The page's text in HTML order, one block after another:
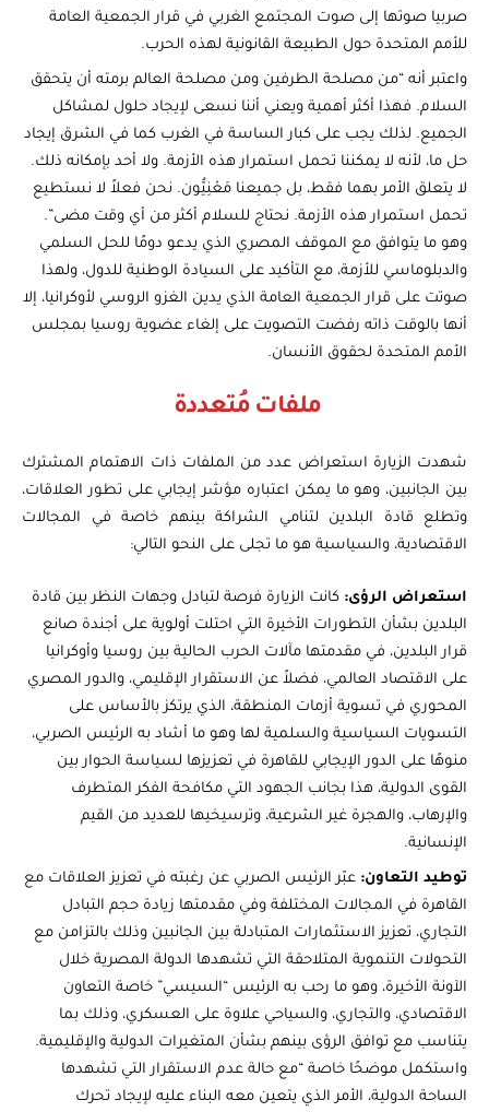
صربيا صوتها إلى صوت المجتمع الغربي في قرار الجمعية العامة
للأمم المتحدة حول الطبيعة القانونية لهذه الحرب.
واعتبر أنه “من مصلحة الطرفين ومن مصلحة العالم برمته أن يتحقق
السلام. فهذا أكثر أهمية ويعني أننا نسعى لإيجاد حلول لمشاكل
الجميع. لذلك يجب على كبار الساسة في الغرب كما في الشرق إيجاد
حل ما، لأنه لا يمكننا تحمل استمرار هذه الأزمة. ولا أحد بإمكانه ذلك.
لا يتعلق الأمر بهما فقط، بل جميعنا مَعْنِيُّون. نحن فعلاً لا نستطيع
تحمل استمرار هذه الأزمة. نحتاج للسلام أكثر من أي وقت مضى”.
وهو ما يتوافق مع الموقف المصري الذي يدعو دومًا للحل السلمي
والدبلوماسي للأزمة، مع التأكيد على السيادة الوطنية للدول، ولهذا
صوتت على قرار الجمعية العامة الذي يدين الغزو الروسي لأوكرانيا، إلا
أنها بالوقت ذاته رفضت التصويت على إلغاء عضوية روسيا بمجلس
الأمم المتحدة لحقوق الأنسان.
ملفات مُتعددة
شهدت الزيارة استعراض عدد من الملفات ذات الاهتمام المشترك
بين الجانبين، وهو ما يمكن اعتباره مؤشر إيجابي على تطور العلاقات،
وتطلع قادة البلدين لتنامي الشراكة بينهم خاصة في المجالات
الاقتصادية، والسياسية هو ما تجلى على النحو التالي:
استعراض الرؤى:كانت الزيارة فرصة لتبادل وجهات النظر بين قادة
البلدين بشأن التطورات الأخيرة التي احتلت أولوية على أجندة صانع
قرار البلدين، في مقدمتها مآلات الحرب الحالية بين روسيا وأوكرانيا
على الاقتصاد العالمي، فضلاً عن الاستقرار الإقليمي، والدور المصري
المحوري في تسوية أزمات المنطقة، الذي يرتكز بالأساس على
التسويات السياسية والسلمية لها وهو ما أشاد به الرئيس الصربي،
منوهًا على الدور الإيجابي للقاهرة في تعزيزها لسياسة الحوار بين
القوى الدولية، هذا بجانب الجهود التي مكافحة الفكر المتطرف
والإرهاب، والهجرة غير الشرعية، وترسيخيها للعديد من القيم
الإنسانية.
توطيد التعاون:عبّر الرئيس الصربي عن رغبته في تعزيز العلاقات مع
القاهرة في المجالات المختلفة وفي مقدمتها زيادة حجم التبادل
التجاري، تعزيز الاستثمارات المتبادلة بين الجانبين وذلك بالتزامن مع
التحولات التنموية المتلاحقة التي تشهدها الدولة المصرية خلال
الآونة الأخيرة، وهو ما رحب به الرئيس “السيسي” خاصة التعاون
الاقتصادي، والتجاري، والسياحي علاوة على العسكري، وذلك بما
يتناسب مع توافق الرؤى بينهم بشأن المتغيرات الدولية والإقليمية.
واستكمل موضحًا خاصة “مع حالة عدم الاستقرار التي تشهدها
الساحة الدولية، الأمر الذي يتعين معه البناء عليه لإيجاد تحرك